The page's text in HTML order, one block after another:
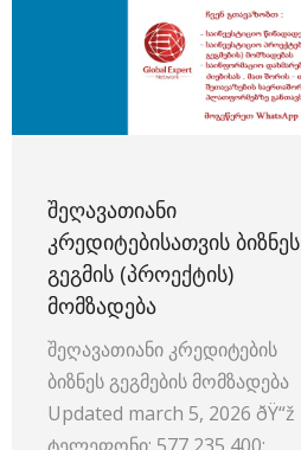
ᲨᲔᲦᲐᲕᲐᲗᲘᲐᲜᲘ
ᲙᲠᲔᲓᲘᲢᲔᲑᲘᲡᲐᲗᲕᲘᲡ ᲑᲘᲖᲜᲔᲡ
ᲒᲔᲒᲛᲘᲡ (ᲞᲠᲝᲔᲥᲢᲘᲡ)
ᲛᲝᲛᲖᲐᲓᲔᲑᲐ
შეღავათიანი კრედიტების
ბიზნეს გეგმების მომზადება
Updated march 5, 2026 ðŸ“ž